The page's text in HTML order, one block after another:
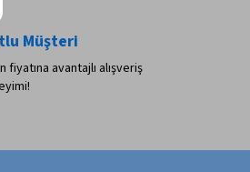
Müşteri
fiyatına avantajlı alışveriş